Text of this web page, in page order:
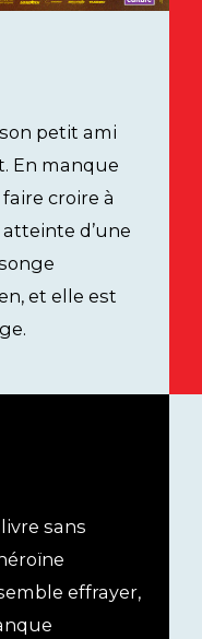
petit ami
En manque
croire à
d’une
et elle est
sans
effrayer,